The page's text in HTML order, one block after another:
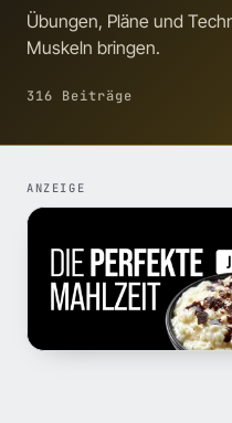
Übungen, Pläne und
Muskeln bringen.
316 Beiträge
ANZEIGE